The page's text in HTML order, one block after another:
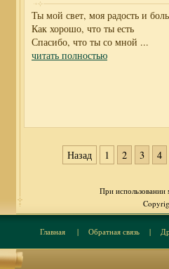
Ты мой свет, моя радость и боль
Как хорошо, что ты есть
Спасибо, что ты со мной ...
читать полностью
Назад 1 2 3 4
При использовании
Главная| Обратная связь|